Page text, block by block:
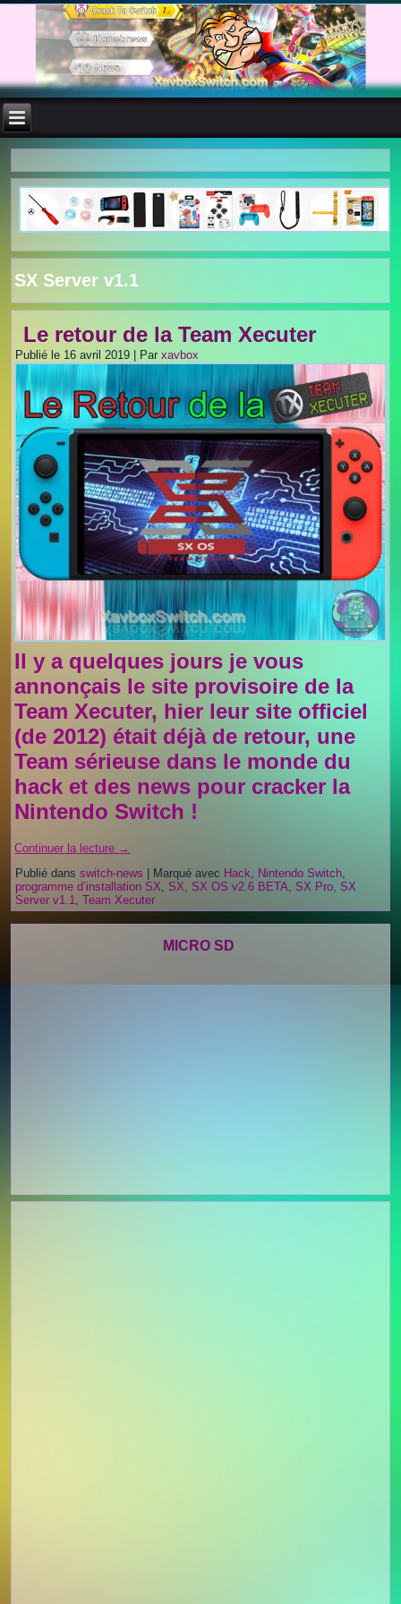
SX Server v1.1
Le retour de la Team Xecuter
Publié le 16 avril 2019 Par xavbox
Il y a quelques jours je vous
annonçais le site provisoire de la
Team Xecuter, hier leur site officiel
(de 2012) était déjà de retour, une
Team sérieuse dans le monde du
hack et des news pour cracker la
Nintendo Switch !
Continuer la lecture →
Publié dans switch-news Marqué avec Hack, Nintendo Switch,
programme d’installation SX, SX, SX OS v2.6 BETA,SX Pro,SX
Server v1.1,Team Xecuter
MICRO SD